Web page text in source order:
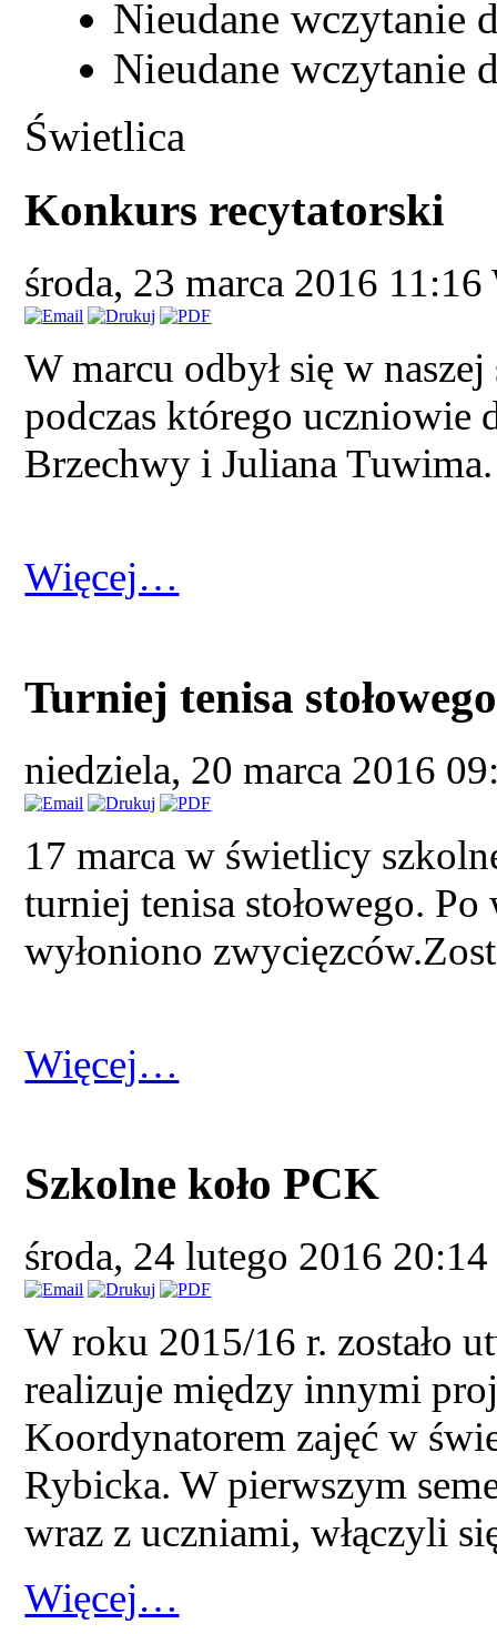
Nieudane wczytanie
Nieudane wczytanie
Świetlica
Konkurs recytatorski
środa, 23 marca 2016 11:16
W marcu odbył się w
podczas którego uczniowie
Brzechwy i Juliana Tuwima.
Więcej…
Turniej tenisa stołowego
niedziela, 20 marca 2016
17 marca w świetlicy
turniej tenisa stołowego.
wyłoniono
Więcej…
Szkolne koło PCK
środa, 24 lutego 2016 20:14
W roku 2015/16 r. zostało
realizuje między innymi
Koordynatorem zajęć w
Rybicka. W pierwszym
wraz z uczniami, włączyli
Więcej…